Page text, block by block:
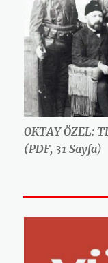
OKTAY ÖZEL:
(PDF, 31 Sayfa)